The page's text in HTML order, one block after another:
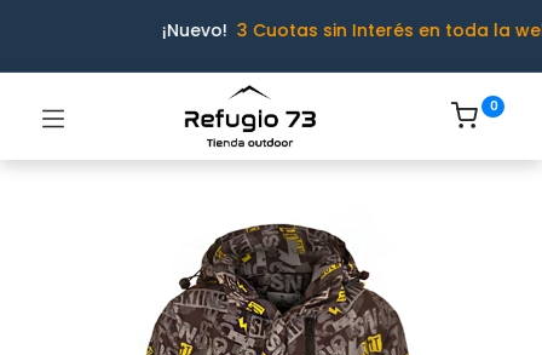
¡Nuevo! 3 Cuotas sin Interés en toda la
0